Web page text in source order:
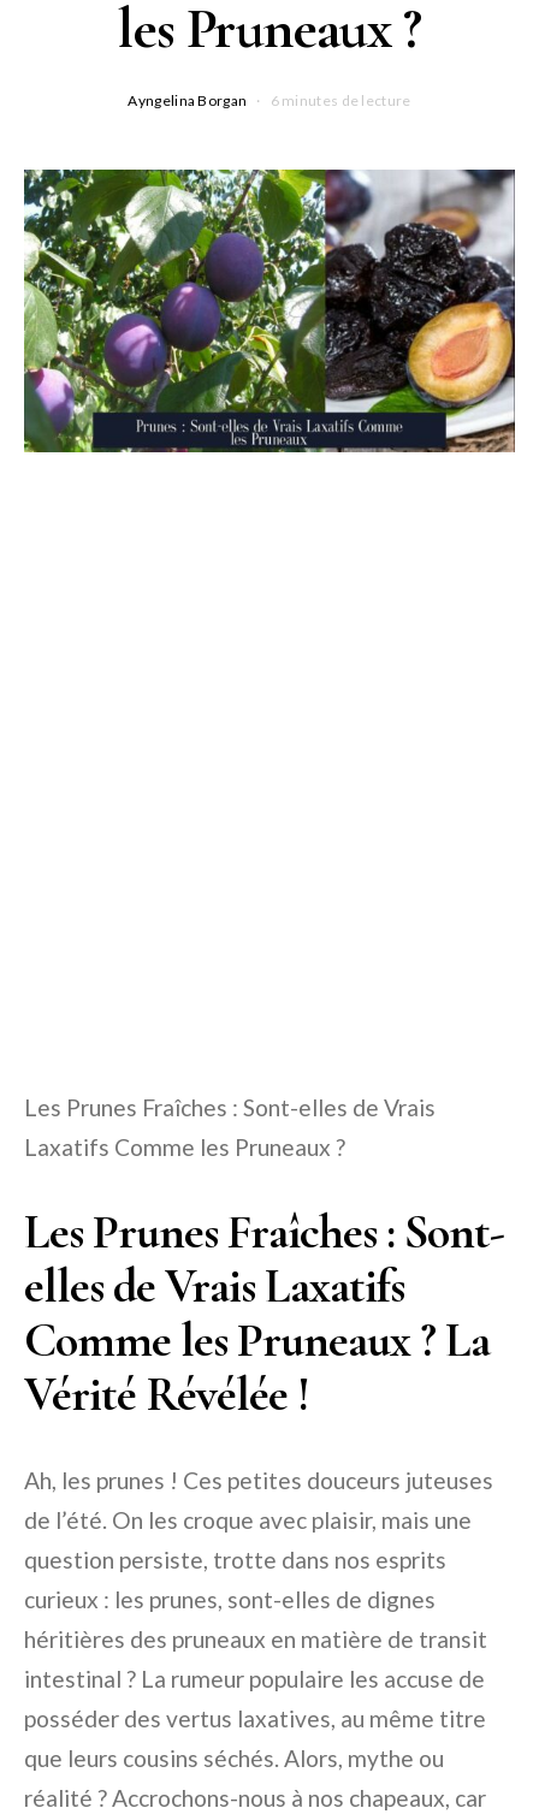
les Pruneaux ?
Ayngelina Borgan 6 minutes de lecture
Les Prunes Fraîches : Sont-elles de Vrais
Laxatifs Comme les Pruneaux ?
Les Prunes Fraîches : Sont-
elles de Vrais Laxatifs
Comme les Pruneaux ? La
Vérité Révélée !
Ah, les prunes ! Ces petites douceurs juteuses
de l’été. On les croque avec plaisir, mais une
question persiste, trotte dans nos esprits
curieux : les prunes, sont-elles de dignes
héritières des pruneaux en matière de transit
intestinal ? La rumeur populaire les accuse de
posséder des vertus laxatives, au même titre
que leurs cousins séchés. Alors, mythe ou
réalité ? Accrochons-nous à nos chapeaux, car